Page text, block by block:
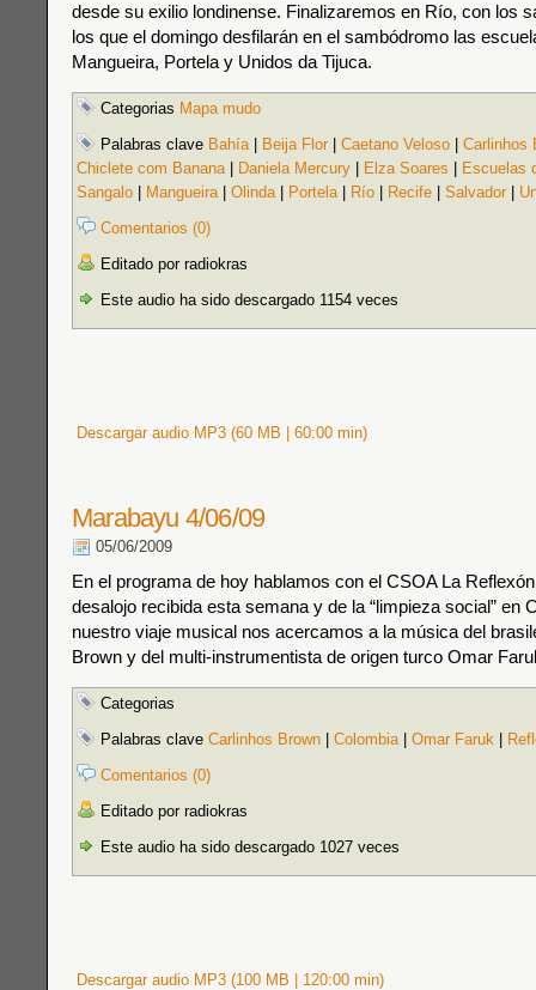
desde su exilio londinense. Finalizaremos en Río, con los
los que el domingo desfilarán en el sambódromo las
Mangueira, Portela y Unidos da Tijuca.
Categorias Mapa mudo
Palabras clave Bahía| Beija Flor Caetano Veloso
Carlinhos
Chiclete com Banana| Daniela Mercury Elza Soares
Escuelas
Sangalo
Mangueira| Olinda| Portela| Río Recife Salvador
Comentarios (0)
Editado por radiokras
Este audio ha sido descargado 1154 veces
Descargar audio MP3 (60 MB | 60:00 min)
Marabayu 4/06/09
05/06/2009
En el programa de hoy hablamos con el CSOA La
desalojo recibida esta semana y de la “limpieza social” en
nuestro viaje musical nos acercamos a la música del
Brown y del multi-instrumentista de origen turco Omar
Categorias
Palabras clave Carlinhos Brown Colombia| Omar Faruk
Comentarios (0)
Editado por radiokras
Este audio ha sido descargado 1027 veces
Descargar audio MP3 (100 MB | 120:00 min)